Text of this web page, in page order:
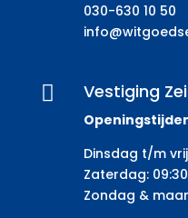
030-630 10 50
 Vestiging
Dinsdag t/m
Zaterdag: 09:30
Zondag &